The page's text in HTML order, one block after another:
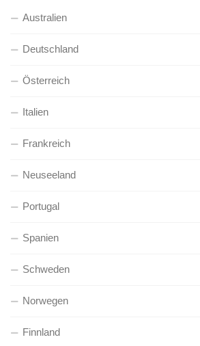
Australien
Deutschland
Österreich
Italien
Frankreich
Neuseeland
Portugal
Spanien
Schweden
Norwegen
Finnland